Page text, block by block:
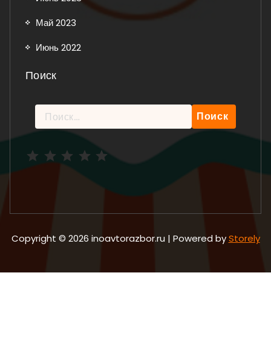
Май 2023
Июнь 2022
Поиск
Найти:
Copyright © 2026 inoavtorazbor.ru | Powered byStorely